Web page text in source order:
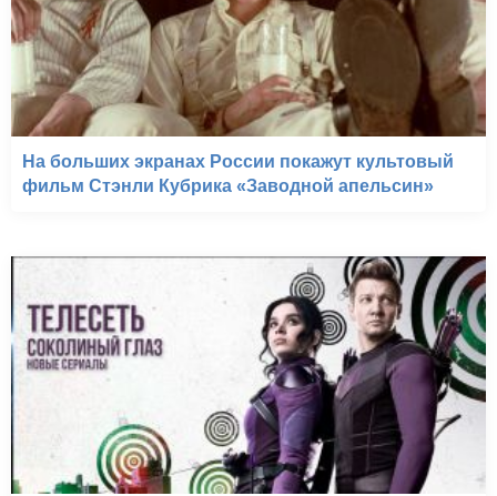
На больших экранах России покажут культовый
фильм Стэнли Кубрика «Заводной апельсин»